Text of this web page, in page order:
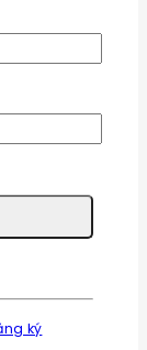
ký